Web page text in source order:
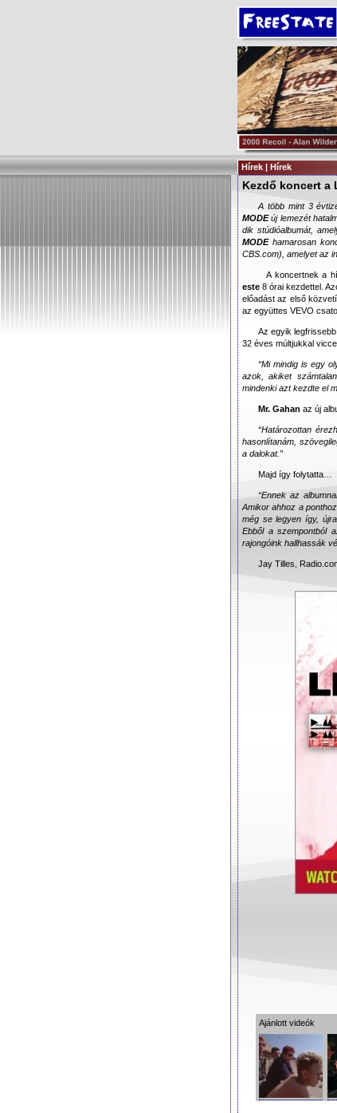
Hírek | Hírek
Kezdő koncert a
A több mint 3
MODEúj lemezét
dik stúdióalbumát,
MODEhamarosan
CBS.com), amelyet az
A koncertnek a
este 8 órai kezdettel.
előadást az első
az együttes VEVO
Az egyik legfrissebb
32 éves múltjukkal
“Mi mindig is egy
azok, akiket
mindenki azt kezdte el
Mr. Gahan az új
“Határozottan
hasonlítanám,
a dalokat.”
Majd így folytatta…
“Ennek az
Amikor ahhoz a
még se legyen így,
Ebből a szempontból
rajongóink hallhassák
Jay Tilles,
Ajánlott videók